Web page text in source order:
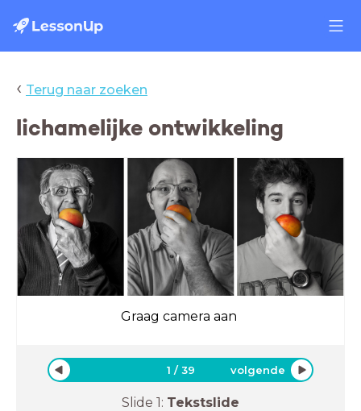
‹ Terug naar zoeken
lichamelijke ontwikkeling
Graag camera aan
1 /39 volgende
Slide 1: Tekstslide